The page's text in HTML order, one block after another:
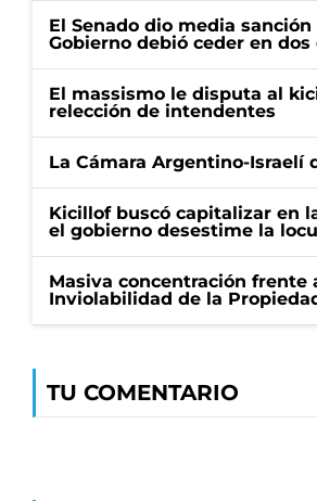
El Senado dio media
Gobierno debió ceder en
El massismo le disputa al
relección de intendentes
La Cámara Argentino-Israelí
Kicillof buscó capitalizar en
el gobierno desestime la
Masiva concentración frente
Inviolabilidad de la
TU COMENTARIO